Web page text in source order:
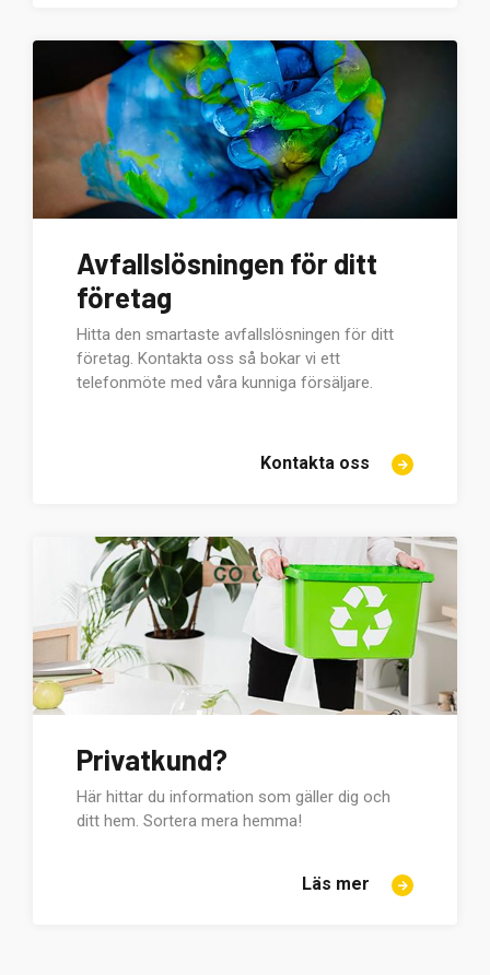
Avfallslösningen för ditt
företag
Hitta den smartaste avfallslösningen för ditt
företag. Kontakta oss så bokar vi ett
telefonmöte med våra kunniga försäljare.
Kontakta oss
Privatkund?
Här hittar du information som gäller dig och
ditt hem. Sortera mera hemma!
Läs mer